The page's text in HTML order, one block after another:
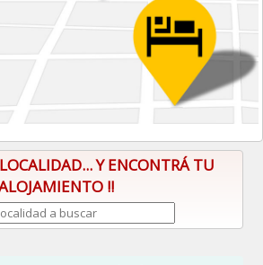
Y ENCONTRÁ TU
!!